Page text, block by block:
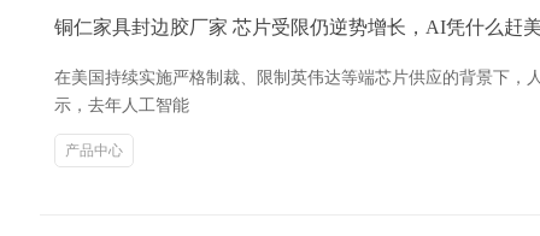
铜仁家具封边胶厂家 芯片受限仍逆势增长，AI凭什么赶
在美国持续实施严格制裁、限制英伟达等端芯片供应的背景下
示，去年人工智能
产品中心